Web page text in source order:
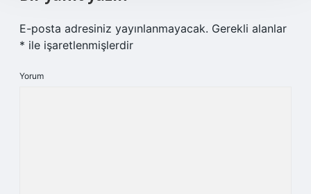
E-posta adresiniz yayınlanmayacak. Gerekli alanlar
* ile işaretlenmişlerdir
Yorum